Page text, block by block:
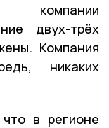
компании
двух-трёх
Компания
никаких
в регионе